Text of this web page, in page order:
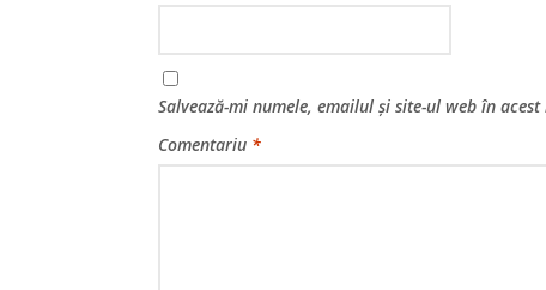
Salvează-mi numele, emailul și site-ul web în
Comentariu *